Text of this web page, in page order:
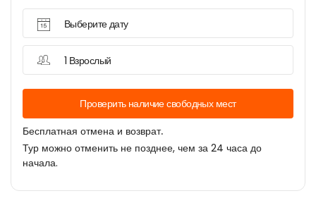
Выберите дату
1 Взрослый
Проверить наличие свободных мест
Бесплатная отмена и возврат.
Тур можно отменить не позднее, чем за 24 часа до
начала.